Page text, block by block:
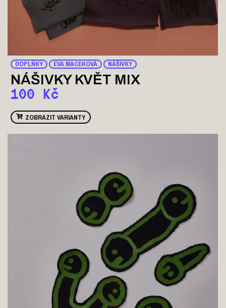
DOPLŇKY EVA MACEKOVÁ NÁŠIVKY
NÁŠIVKY KVĚT MIX
100 Kč
ZOBRAZIT VARIANTY